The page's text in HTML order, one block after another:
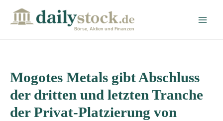
Börse, Aktien und Finanzen
Mogotes Metals gibt Abschluss
der dritten und letzten Tranche
der Privat-Platzierung von